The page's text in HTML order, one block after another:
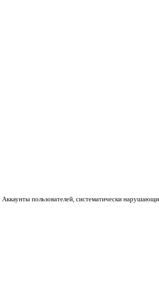
пользователей, систематически